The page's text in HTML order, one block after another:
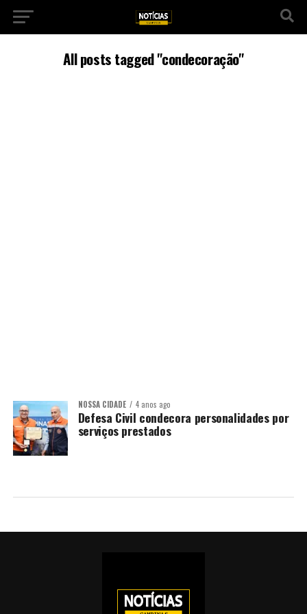
All posts tagged "condecoração"
NOSSA CIDADE 4 anos ago
Defesa Civil condecora personalidades por
serviços prestados